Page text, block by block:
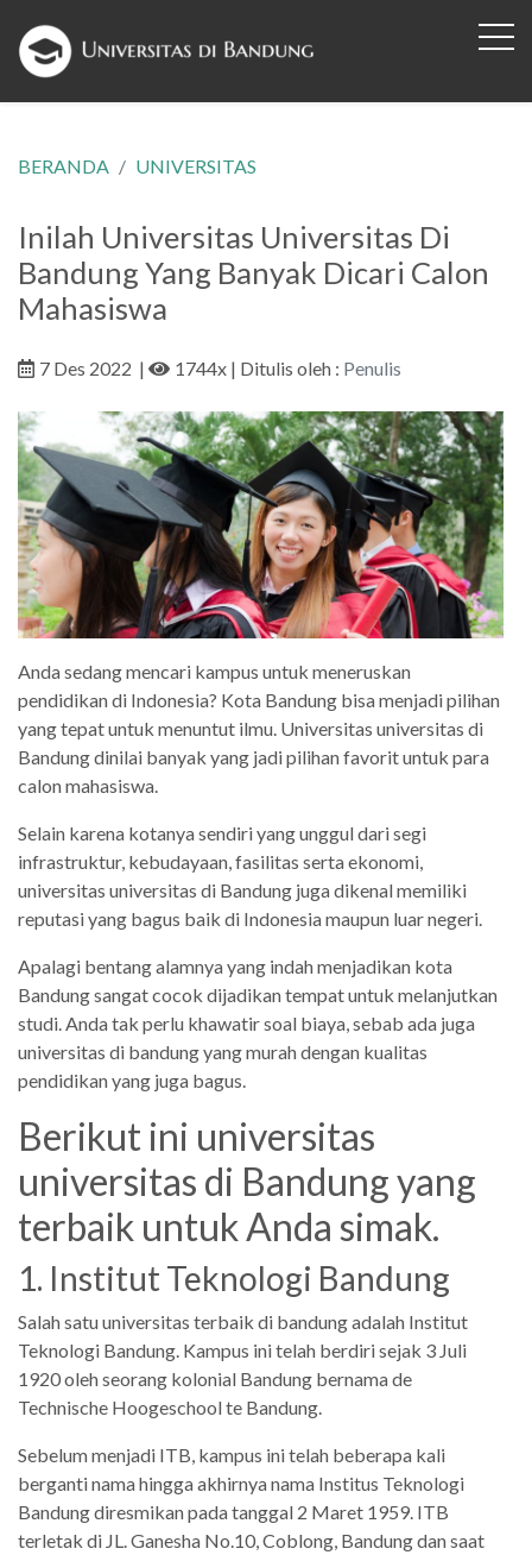
BERANDA UNIVERSITAS
Inilah Universitas Universitas Di
Bandung Yang Banyak Dicari Calon
Mahasiswa
7 Des 2022 | 1744x | Ditulis oleh : Penulis
Anda sedang mencari kampus untuk meneruskan
pendidikan di Indonesia? Kota Bandung bisa menjadi pilihan
yang tepat untuk menuntut ilmu. Universitas universitas di
Bandung dinilai banyak yang jadi pilihan favorit untuk para
calon mahasiswa.
Selain karena kotanya sendiri yang unggul dari segi
infrastruktur, kebudayaan, fasilitas serta ekonomi,
universitas universitas di Bandung juga dikenal memiliki
reputasi yang bagus baik di Indonesia maupun luar negeri.
Apalagi bentang alamnya yang indah menjadikan kota
Bandung sangat cocok dijadikan tempat untuk melanjutkan
studi. Anda tak perlu khawatir soal biaya, sebab ada juga
universitas di bandung yang murah dengan kualitas
pendidikan yang juga bagus.
Berikut ini universitas
universitas di Bandung yang
terbaik untuk Anda simak.
1. Institut Teknologi Bandung
Salah satu universitas terbaik di bandung adalah Institut
Teknologi Bandung. Kampus ini telah berdiri sejak 3 Juli
1920 oleh seorang kolonial Bandung bernama de
Technische Hoogeschool te Bandung.
Sebelum menjadi ITB, kampus ini telah beberapa kali
berganti nama hingga akhirnya nama Institus Teknologi
Bandung diresmikan pada tanggal 2 Maret 1959. ITB
terletak di JL. Ganesha No.10, Coblong, Bandung dan saat